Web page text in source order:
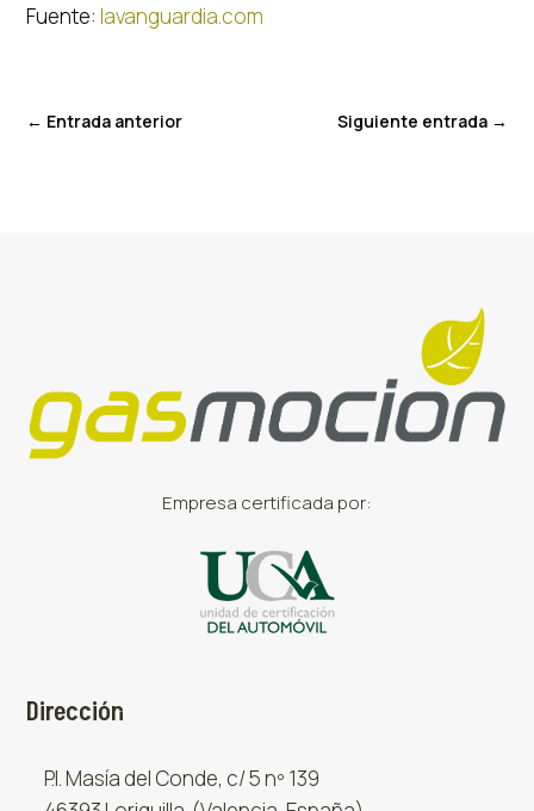
Fuente:lavanguardia.com
← Entrada anterior Siguiente entrada→
Empresa certificada por:
Dirección
P.I. Masía del Conde, c/ 5 nº 139